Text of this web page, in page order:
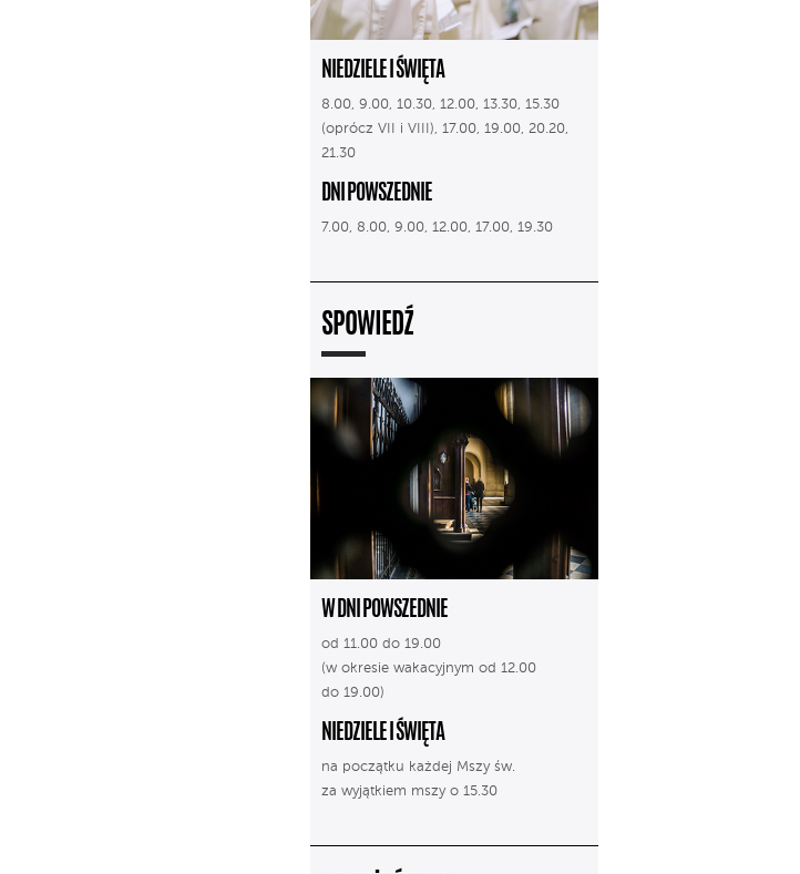
NIEDZIELE I ŚWIĘTA
8.00, 9.00, 10.30, 12.00, 13.30, 15.30
(oprócz VII i VIII), 17.00, 19.00, 20.20,
21.30
DNI POWSZEDNIE
7.00, 8.00, 9.00, 12.00, 17.00, 19.30
SPOWIEDŹ
W DNI POWSZEDNIE
od 11.00 do 19.00
(w okresie wakacyjnym od 12.00
do 19.00)
NIEDZIELE I ŚWIĘTA
na początku każdej Mszy św.
za wyjątkiem mszy o 15.30